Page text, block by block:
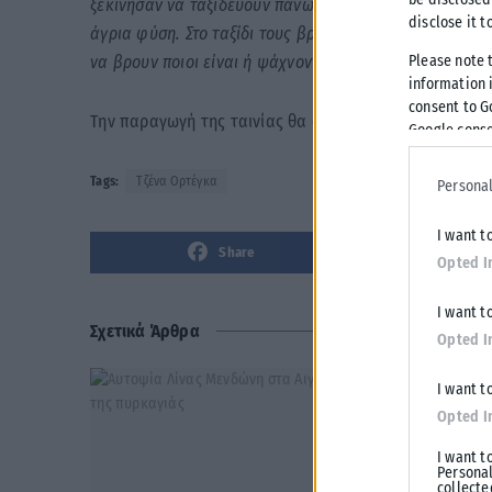
disclose it
Please note
information
consent to
Google
I want
Opted
I want
Opted
I want
Opted
I want
ξεκίνησαν να ταξιδεύουν πάνω σε μια μοτοσικλέτα
άγρια φύση. Στο ταξίδι τους βρέθηκαν μπροστά σε
να βρουν ποιοι είναι ή ψάχνοντας, ίσως, ένα μέρος
Την παραγωγή της ταινίας θα αναλάβει ο Hugo
Tags: Τζένα Ορτέγκα
Share
Σχετικά Άρθρα